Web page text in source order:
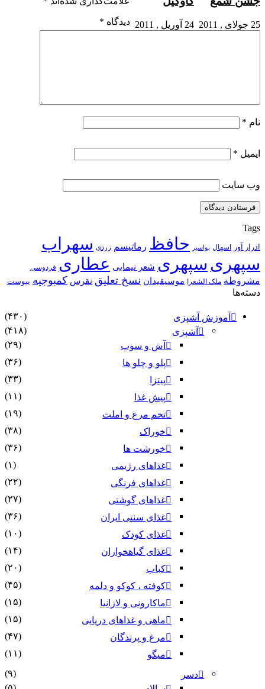
25 جولای , 2011 24 آوریل , 2011 دیدگاه *
نام *
ایمیل *
وب‌ سایت
Tags
ادرار آور اسهال بواسیر حافظ رماتیسم زردی سهراب
سپهری سپهری شعر نیمایی عطاری فردوسی
مشروطه ملک الشعرا موسیقیدان نسخ تعلیق نقرس کمبوجیه یبوست
دسته‌ها
آموزش آشپزی
(۴۳۰)
آشپزی
(۴۱۸)
آش و سوپ
(۲۹)
پلو و چلو ها
(۳۶)
پیتزا
(۳۳)
پیش غذا
(۱۱)
تخم مرغ و املت
(۱۹)
خوراک
(۳۸)
خورشت ها
(۳۶)
غذاهای رژیمی
(۱)
غذاهای فرنگی
(۲۲)
غذاهای گوشتی
(۲۷)
غذای سنتی ایران
(۳۶)
غذای کودک
(۱۰)
غذای گیاهخواران
(۱۴)
کباب
(۲۰)
کوفته ، کوکو و دلمه
(۴۵)
ماکارونی و لازانیا
(۱۵)
ماهی و غذاهای دریایی
(۱۵)
مرغ و پرندگان
(۴۷)
میگو
(۱۱)
دسر
(۹)